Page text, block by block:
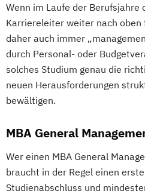
Wenn im Laufe der Berufsjahre
Karriereleiter weiter nach oben
daher auch immer
durch Personal- oder
solches Studium genau die
neuen Herausforderungen
bewältigen.
MBA General
Wer einen MBA General
braucht in der Regel einen
Studienabschluss und